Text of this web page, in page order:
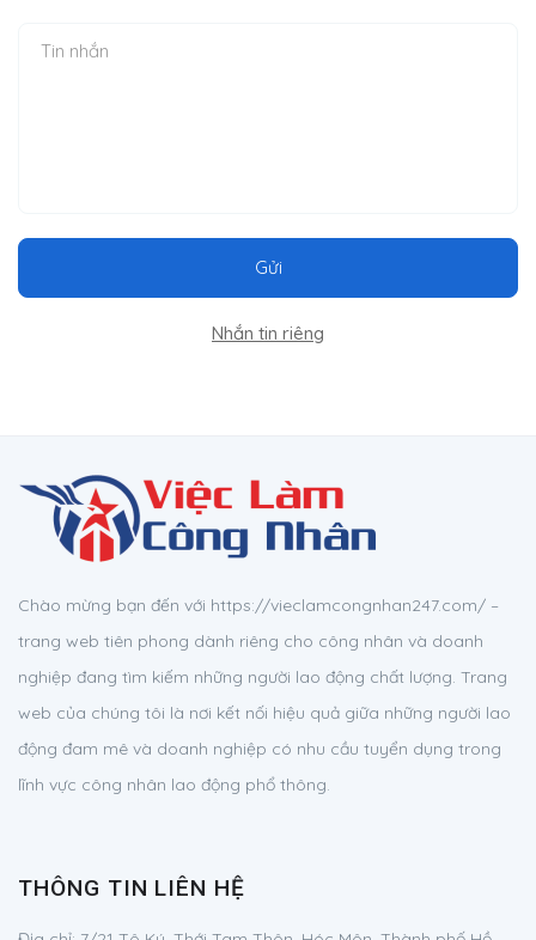
Gửi
Nhắn tin riêng
Chào mừng bạn đến với https://vieclamcongnhan247.com/ –
trang web tiên phong dành riêng cho công nhân và doanh
nghiệp đang tìm kiếm những người lao động chất lượng. Trang
web của chúng tôi là nơi kết nối hiệu quả giữa những người lao
động đam mê và doanh nghiệp có nhu cầu tuyển dụng trong
lĩnh vực công nhân lao động phổ thông.
THÔNG TIN LIÊN HỆ